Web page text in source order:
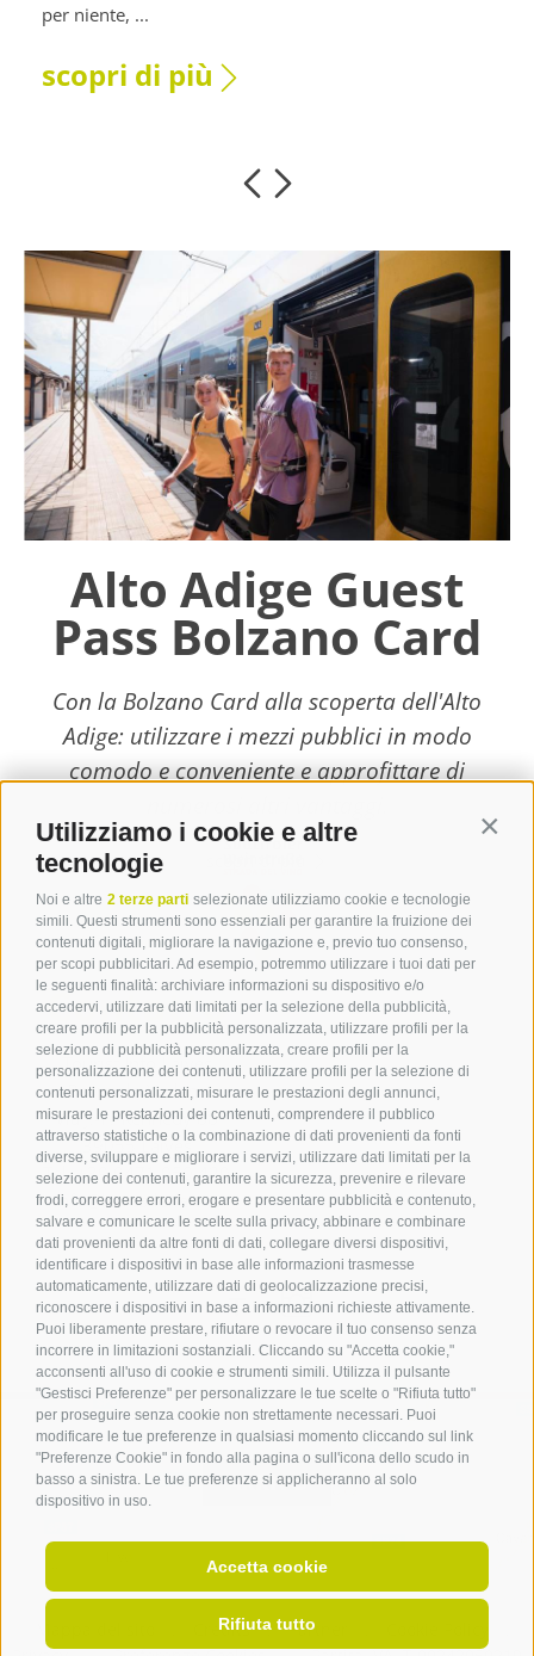
Utilizziamo i cookie e altre
tecnologie
Noi e altre 2 terze parti selezionate utilizziamo cookie e tecnologie
simili. Questi strumenti sono essenziali per garantire la fruizione dei
contenuti digitali, migliorare la navigazione e, previo tuo consenso,
per scopi pubblicitari. Ad esempio, potremmo utilizzare i tuoi dati per
le seguenti finalità: archiviare informazioni su dispositivo e/o
accedervi, utilizzare dati limitati per la selezione della pubblicità,
creare profili per la pubblicità personalizzata, utilizzare profili per la
selezione di pubblicità personalizzata, creare profili per la
personalizzazione dei contenuti, utilizzare profili per la selezione di
contenuti personalizzati, misurare le prestazioni degli annunci,
misurare le prestazioni dei contenuti, comprendere il pubblico
attraverso statistiche o la combinazione di dati provenienti da fonti
diverse, sviluppare e migliorare i servizi, utilizzare dati limitati per la
selezione dei contenuti, garantire la sicurezza, prevenire e rilevare
frodi, correggere errori, erogare e presentare pubblicità e contenuto,
salvare e comunicare le scelte sulla privacy, abbinare e combinare
dati provenienti da altre fonti di dati, collegare diversi dispositivi,
identificare i dispositivi in base alle informazioni trasmesse
automaticamente, utilizzare dati di geolocalizzazione precisi,
riconoscere i dispositivi in base a informazioni richieste attivamente.
Puoi liberamente prestare, rifiutare o revocare il tuo consenso senza
incorrere in limitazioni sostanziali. Cliccando su "Accetta cookie,"
acconsenti all'uso di cookie e strumenti simili. Utilizza il pulsante
"Gestisci Preferenze" per personalizzare le tue scelte o "Rifiuta tutto"
per proseguire senza cookie non strettamente necessari. Puoi
modificare le tue preferenze in qualsiasi momento cliccando sul link
"Preferenze Cookie" in fondo alla pagina o sull'icona dello scudo in
basso a sinistra. Le tue preferenze si applicheranno al solo
dispositivo in uso.
Accetta cookie
Rifiuta tutto
per niente, ...
scopri di più
Alto Adige Guest
Pass Bolzano Card
Con la Bolzano Card alla scoperta dell'Alto
Adige: utilizzare i mezzi pubblici in modo
comodo e conveniente e approfittare di
Contatto
Tourist Info Laives
Bronzolo Vadena
Via J.-F.-Kennedy 88
39055 Laives
Tel.+39 0471 950 420
info@laives-leifers.it
ARRIVO
Credits . Partner